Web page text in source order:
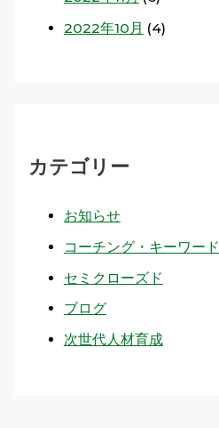
2022年10月 (4)
カテゴリー
お知らせ
コーチング・キーワード
セミクローズド
ブログ
次世代人材育成